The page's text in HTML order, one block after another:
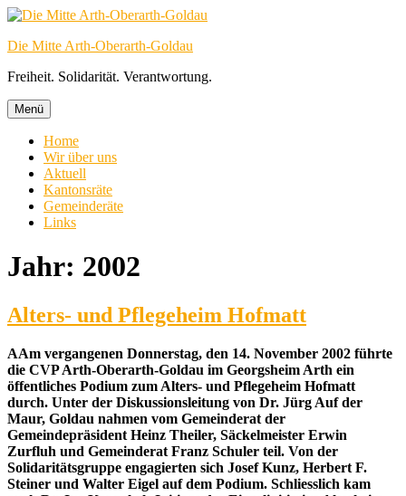
Zum
springen
Die Mitte Arth-Oberarth-Goldau
Freiheit. Solidarität. Verantwortung.
Menü
Home
Wir über uns
Aktuell
Kantonsräte
Gemeinderäte
Links
Jahr: 2002
Alters- und Pflegeheim Hofmatt
AAm vergangenen Donnerstag, den 14. November 2002 führte
die CVP Arth-Oberarth-Goldau im Georgsheim Arth ein
öffentliches Podium zum Alters- und Pflegeheim Hofmatt
durch. Unter der Diskussionsleitung von Dr. Jürg Auf der
Maur, Goldau nahmen vom Gemeinderat der
Gemeindepräsident Heinz Theiler, Säckelmeister Erwin
Zurfluh und Gemeinderat Franz Schuler teil. Von der
Solidaritätsgruppe engagierten sich Josef Kunz, Herbert F.
Steiner und Walter Eigel auf dem Podium. Schliesslich kam